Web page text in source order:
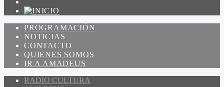
PROGRAMACIÓN
NOTICIAS
CONTACTO
QUIENES SOMOS
IR A AMADEUS
RADIO CULTURA